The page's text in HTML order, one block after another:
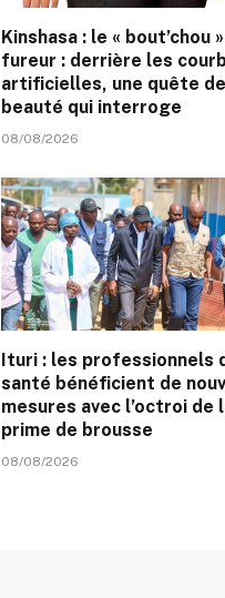
Kinshasa : le « bout’chou
fureur : derrière les
artificielles, une quête de
beauté qui interroge
08/08/2026
Ituri : les professionnels
santé bénéficient de
mesures avec l’octroi de
prime de brousse
08/08/2026